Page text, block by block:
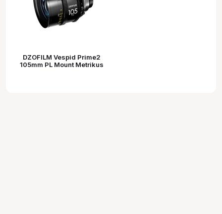
DZOFILM Vespid Prime2
105mm PL Mount Metrikus